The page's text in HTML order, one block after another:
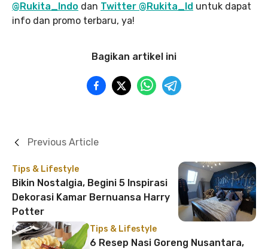
@Rukita_Indo dan Twitter @Rukita_Id untuk dapat
info dan promo terbaru, ya!
Bagikan artikel ini
Tips & Lifestyle
Bikin Nostalgia, Begini 5 Inspirasi
Dekorasi Kamar Bernuansa Harry
Potter
Previous Article
Tips & Lifestyle
6 Resep Nasi Goreng Nusantara,